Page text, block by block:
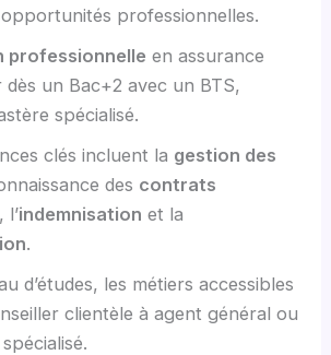
professionnelles.
professionnelle en assurance
un Bac+2 avec un BTS,
spécialisé.
clés incluent la gestion des
des contrats
, l’indemnisation et la
.
d’études, les métiers accessibles
clientèle à agent général ou